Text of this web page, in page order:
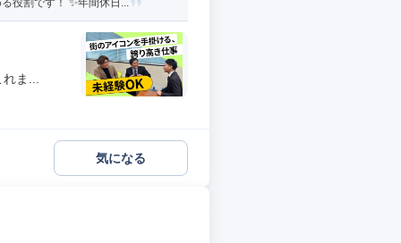
役割です！ ✨年間休日...
ま...
気になる